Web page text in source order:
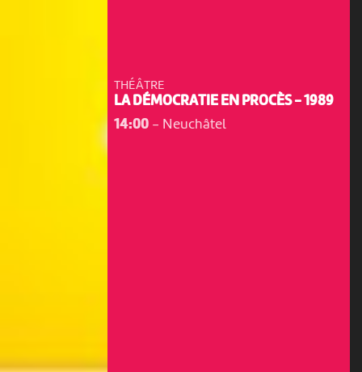
THÉÂTRE
LA DÉMOCRATIE EN PROCÈS - 1989
14:00- Neuchâtel